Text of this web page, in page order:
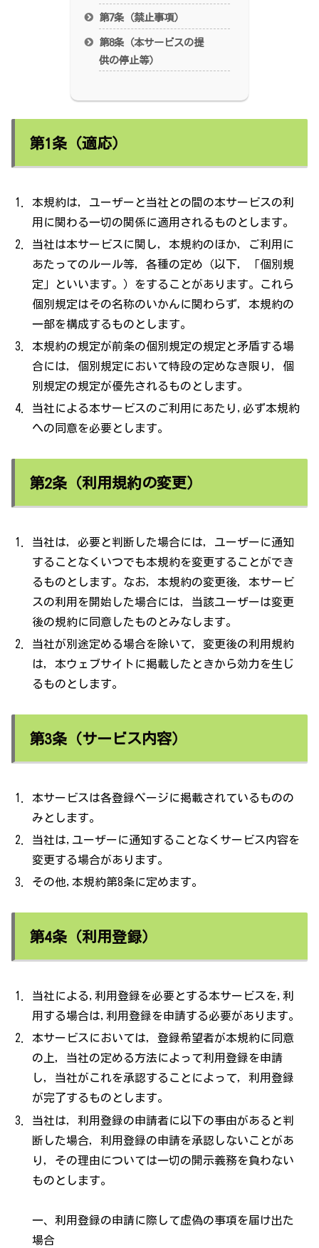
第7条（禁止事項）
第8条（本サービスの提
供の停止等）
第1条（適応）
本規約は，ユーザーと当社との間の本サービスの利
用に関わる一切の関係に適用されるものとします。
当社は本サービスに関し，本規約のほか，ご利用に
あたってのルール等，各種の定め（以下，「個別規
定」といいます。）をすることがあります。これら
個別規定はその名称のいかんに関わらず，本規約の
一部を構成するものとします。
本規約の規定が前条の個別規定の規定と矛盾する場
合には，個別規定において特段の定めなき限り，個
別規定の規定が優先されるものとします。
当社による本サービスのご利用にあたり,必ず本規約
への同意を必要とします。
第2条（利用規約の変更）
当社は，必要と判断した場合には，ユーザーに通知
することなくいつでも本規約を変更することができ
るものとします。なお，本規約の変更後，本サービ
スの利用を開始した場合には，当該ユーザーは変更
後の規約に同意したものとみなします。
当社が別途定める場合を除いて，変更後の利用規約
は，本ウェブサイトに掲載したときから効力を生じ
るものとします。
第3条（サービス内容）
本サービスは各登録ページに掲載されているものの
みとします。
当社は,ユーザーに通知することなくサービス内容を
変更する場合があります。
その他,本規約第8条に定めます。
第4条（利用登録）
当社による,利用登録を必要とする本サービスを,利
用する場合は,利用登録を申請する必要があります。
本サービスにおいては，登録希望者が本規約に同意
の上，当社の定める方法によって利用登録を申請
し，当社がこれを承認することによって，利用登録
が完了するものとします。
当社は，利用登録の申請者に以下の事由があると判
断した場合，利用登録の申請を承認しないことがあ
り，その理由については一切の開示義務を負わない
ものとします。
一、利用登録の申請に際して虚偽の事項を届け出た
場合